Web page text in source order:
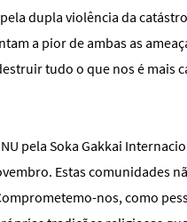
dupla violência da
a pior de ambas as
tudo o que nos é mais
pela Soka Gakkai
Estas comunidades
nos, como